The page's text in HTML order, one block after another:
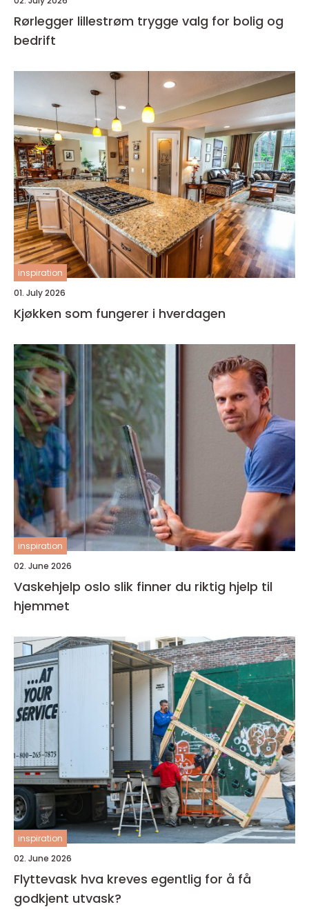
Rørlegger lillestrøm trygge valg for bolig og
bedrift
inspiration
01. July 2026
Kjøkken som fungerer i hverdagen
inspiration
02. June 2026
Vaskehjelp oslo slik finner du riktig hjelp til
hjemmet
inspiration
02. June 2026
Flyttevask hva kreves egentlig for å få
godkjent utvask?